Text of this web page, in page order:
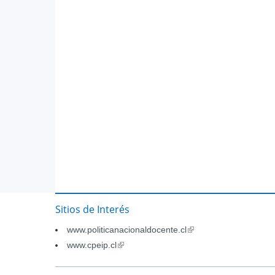
Sitios de Interés
www.politicanacionaldocente.cl(link
www.cpeip.cl(link
external)